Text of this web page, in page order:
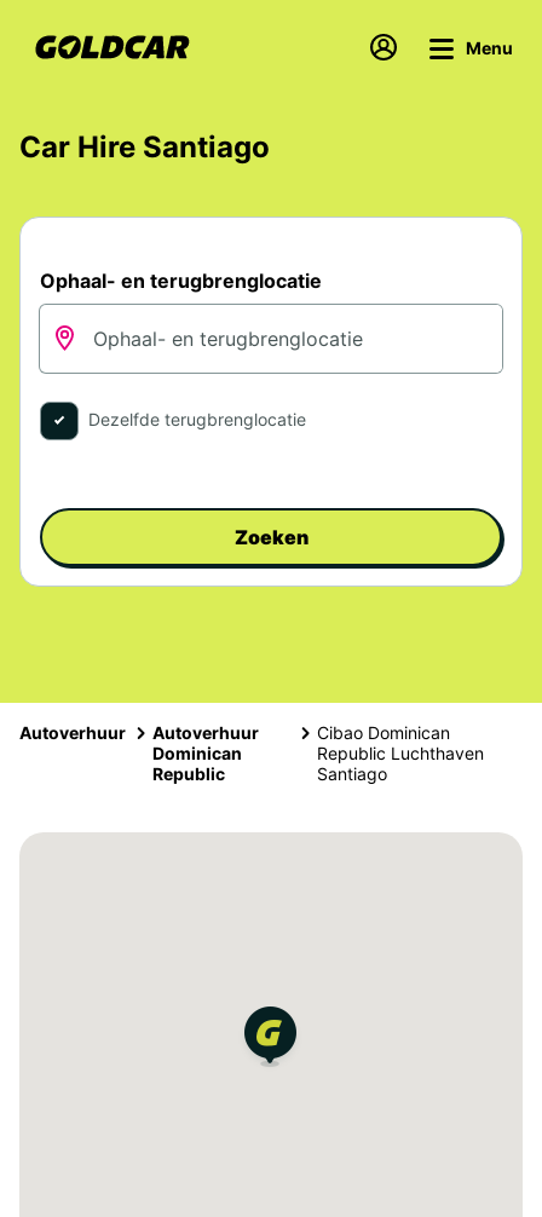
Menu
Car Hire Santiago
Ophaal- en terugbrenglocatie
Dezelfde terugbrenglocatie
Zoeken
Autoverhuur
Autoverhuur
Dominican
Republic
Cibao Dominican
Republic Luchthaven
Santiago